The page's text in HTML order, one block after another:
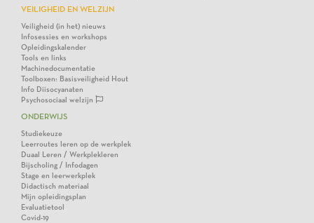
VEILIGHEID EN WELZIJN
Veiligheid (in het) nieuws
Infosessies en workshops
Opleidingskalender
Tools en links
Machinedocumentatie
Toolboxen: Basisveiligheid Hout
Info Diisocyanaten
Psychosociaal welzijn
ONDERWIJS
Studiekeuze
Leerroutes leren op de werkplek
Duaal Leren / Werkplekleren
Bijscholing / Infodagen
Stage en leerwerkplek
Didactisch materiaal
Mijn opleidingsplan
Evaluatietool
Covid-19